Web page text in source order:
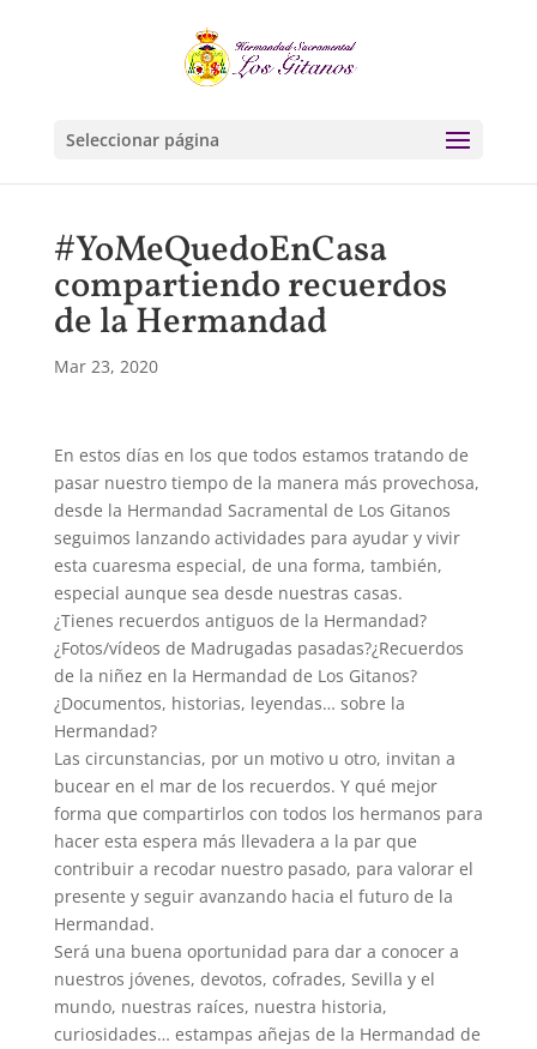
Seleccionar página
#YoMeQuedoEnCasa
compartiendo recuerdos
de la Hermandad
Mar 23, 2020
En estos días en los que todos estamos tratando de
pasar nuestro tiempo de la manera más provechosa,
desde la Hermandad Sacramental de Los Gitanos
seguimos lanzando actividades para ayudar y vivir
esta cuaresma especial, de una forma, también,
especial aunque sea desde nuestras casas.
¿Tienes recuerdos antiguos de la Hermandad?
¿Fotos/vídeos de Madrugadas pasadas?¿Recuerdos
de la niñez en la Hermandad de Los Gitanos?
¿Documentos, historias, leyendas… sobre la
Hermandad?
Las circunstancias, por un motivo u otro, invitan a
bucear en el mar de los recuerdos. Y qué mejor
forma que compartirlos con todos los hermanos para
hacer esta espera más llevadera a la par que
contribuir a recodar nuestro pasado, para valorar el
presente y seguir avanzando hacia el futuro de la
Hermandad.
Será una buena oportunidad para dar a conocer a
nuestros jóvenes, devotos, cofrades, Sevilla y el
mundo, nuestras raíces, nuestra historia,
curiosidades… estampas añejas de la Hermandad de